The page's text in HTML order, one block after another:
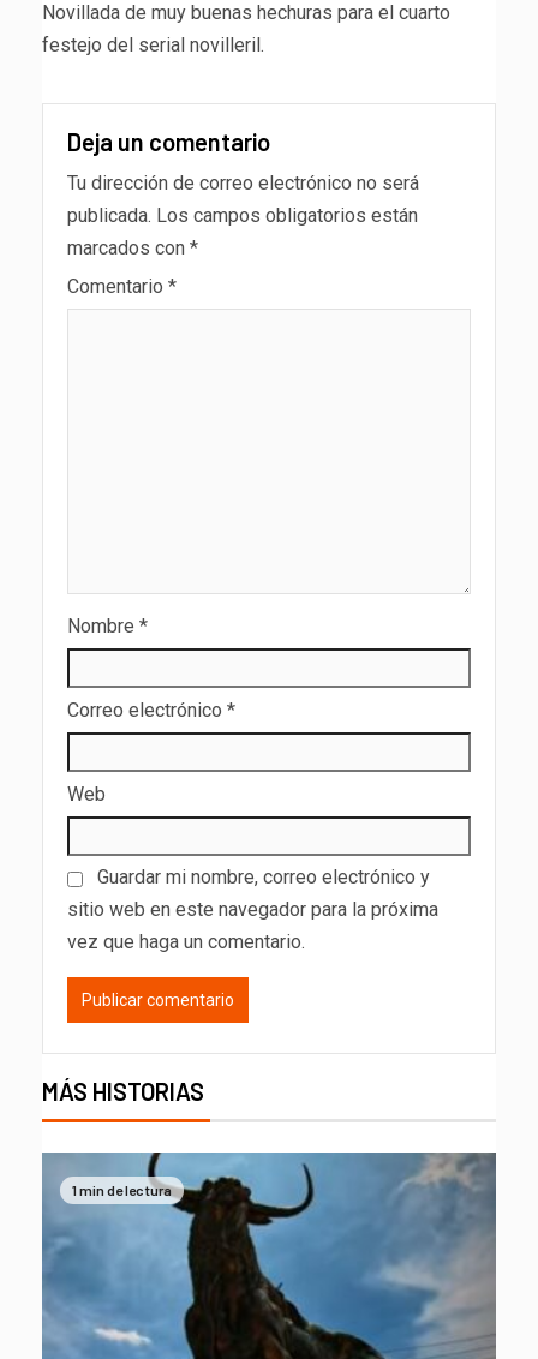
Novillada de muy buenas hechuras para el cuarto
festejo del serial novilleril.
Deja un comentario
Tu dirección de correo electrónico no será
publicada. Los campos obligatorios están
marcados con *
Comentario *
Nombre *
Correo electrónico *
Web
Guardar mi nombre, correo electrónico y
sitio web en este navegador para la próxima
vez que haga un comentario.
MÁS HISTORIAS
1 min de lectura